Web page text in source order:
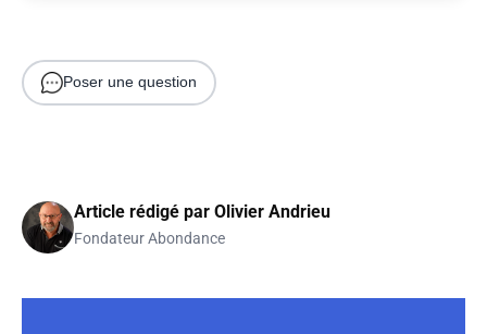
Poser une question
Article rédigé par Olivier Andrieu
Fondateur Abondance